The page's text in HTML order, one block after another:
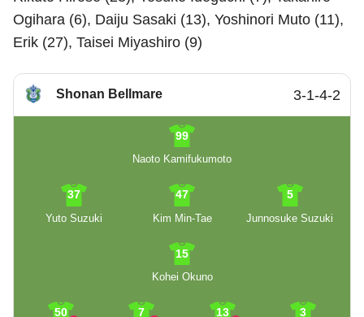
Ogihara (6), Daiju Sasaki (13), Yoshinori Muto (11),
Erik (27), Taisei Miyashiro (9)
Shonan Bellmare 3-1-4-2
99
Naoto Kamifukumoto
37
Yuto Suzuki
47
Kim Min-Tae
5
Junnosuke Suzuki
15
Kohei Okuno
50 7 13 3